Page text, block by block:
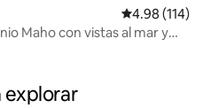
Calificación
4.98 (114)
Maho con vistas al mar y
explorar